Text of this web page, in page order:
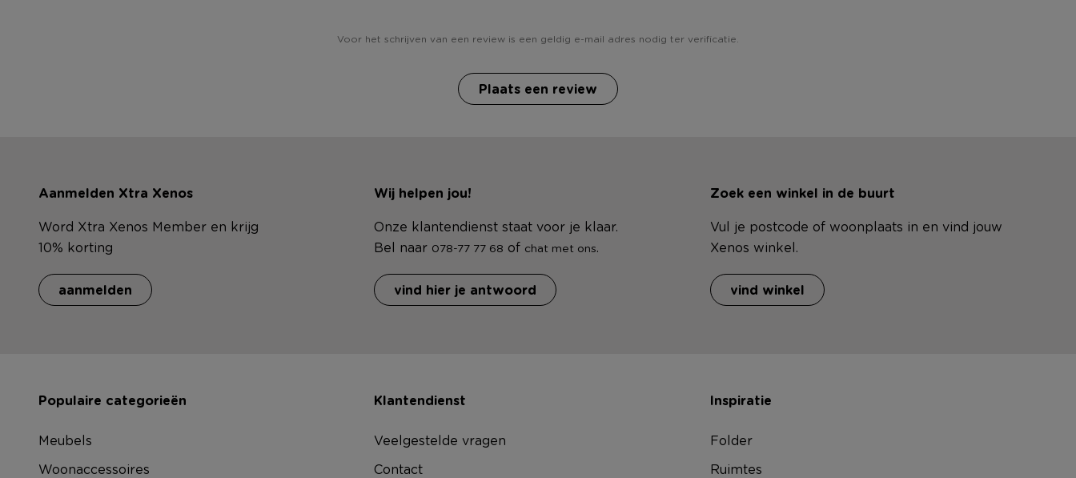
Voor het schrijven van een review is een geldig e-mail adres nodig ter verificatie.
Plaats een review
Aanmelden Xtra Xenos
Word Xtra Xenos Member en krijg
10% korting
aanmelden
Wij helpen jou!
Onze klantendienst staat voor je klaar.
Bel naar 078-77 77 68 of chat met ons.
vind hier je antwoord
Zoek een winkel in de buurt
Vul je postcode of woonplaats in en vind jouw
Xenos winkel.
vind winkel
Populaire categorieën
Meubels
Woonaccessoires
Klantendienst
Veelgestelde vragen
Contact
Inspiratie
Folder
Ruimtes